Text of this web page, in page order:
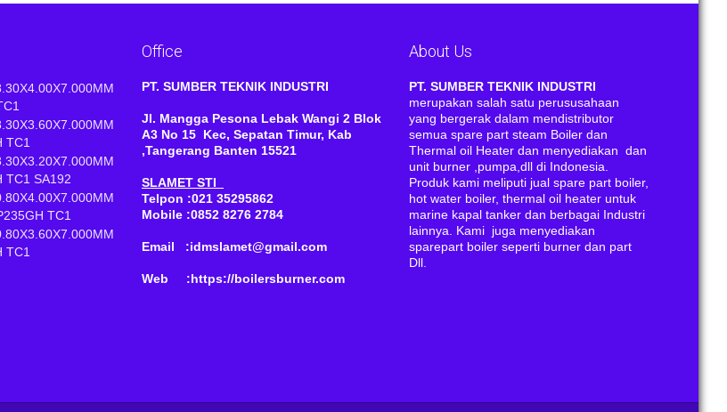
TC1
TC1 SA192
TC1
TC1
Office
PT. SUMBER TEKNIK INDUSTRI
Jl. Mangga Pesona Lebak Wangi 2 Blok
A3 No 15 Kec, Sepatan Timur, Kab
,Tangerang Banten 15521
SLAMET STI
Telpon :021 35295862
Mobile :0852 8276 2784
Email :idmslamet@gmail.com
Web :https://boilersburner.com
About Us
PT. SUMBER TEKNIK INDUSTRI
merupakan salah satu perususahaan
yang bergerak dalam mendistributor
semua spare part steam Boiler dan
Thermal oil Heater dan menyediakan dan
unit burner ,pumpa,dll di Indonesia.
Produk kami meliputi jual spare part boiler,
hot water boiler, thermal oil heater untuk
marine kapal tanker dan berbagai Industri
lainnya. Kami juga menyediakan
sparepart boiler seperti burner dan part
Dll.